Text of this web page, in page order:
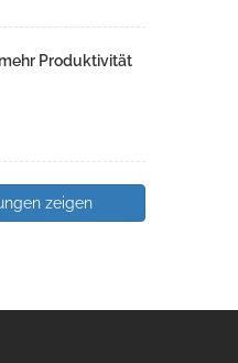
Produktivität
zeigen